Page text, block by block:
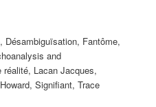
Fantôme,
and
Lacan Jacques,
Signifiant, Trace